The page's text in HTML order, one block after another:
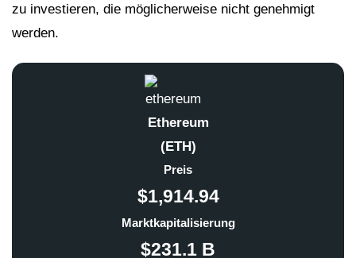
zu investieren, die möglicherweise nicht genehmigt
werden.
Ethereum
(ETH)
Preis
$1,914.94
Marktkapitalisierung
$231.1 B